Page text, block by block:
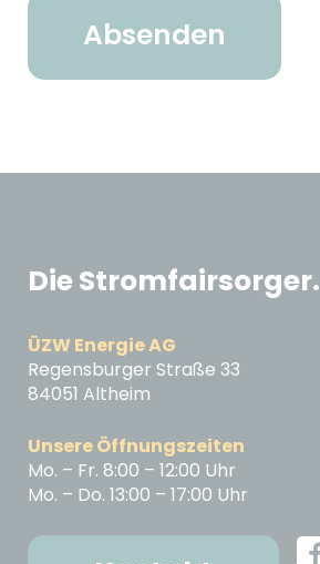
Die Stromfairsorger.
ÜZW Energie AG
Regensburger Straße 33
84051 Altheim
Unsere Öffnungszeiten
Mo. – Fr. 8:00 – 12:00 Uhr
Mo. – Do. 13:00 – 17:00 Uhr